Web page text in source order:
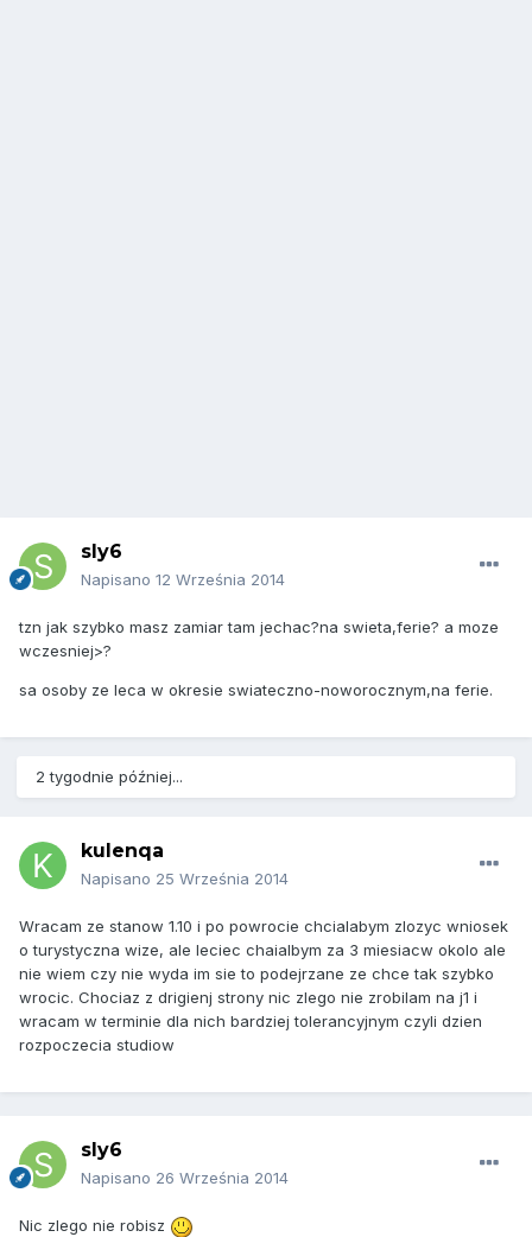
sly6
Napisano 12 Września 2014
tzn jak szybko masz zamiar tam jechac?na swieta,ferie? a moze
wczesniej>?
sa osoby ze leca w okresie swiateczno-noworocznym,na ferie.
2 tygodnie później...
kulenqa
Napisano 25 Września 2014
Wracam ze stanow 1.10 i po powrocie chcialabym zlozyc wniosek
o turystyczna wize, ale leciec chaialbym za 3 miesiacw okolo ale
nie wiem czy nie wyda im sie to podejrzane ze chce tak szybko
wrocic. Chociaz z drigienj strony nic zlego nie zrobilam na j1 i
wracam w terminie dla nich bardziej tolerancyjnym czyli dzien
rozpoczecia studiow
sly6
Napisano 26 Września 2014
Nic zlego nie robisz